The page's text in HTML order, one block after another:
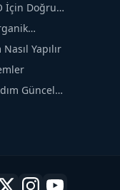
İçin Doğru
Yapılır
Güncel